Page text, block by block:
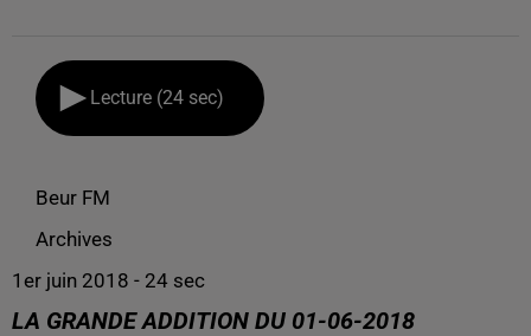
Lecture (24 sec)
Beur FM
Archives
1er juin 2018 - 24 sec
LA GRANDE ADDITION DU 01-06-2018